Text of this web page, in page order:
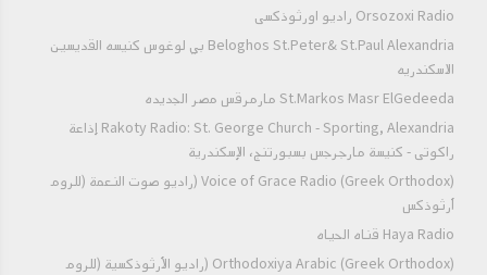
Orsozoxi Radio راديو اورثوذكسى
Beloghos St.Peter& St.Paul Alexandria بي لوغوس كنيسه القديسين
الاسكندريه
St.Markos Masr ElGedeeda مارمرقس مصر الجديده
Rakoty Radio: St. George Church - Sporting, Alexandria إذاعة
راكوتى - كنيسة مارجرجس بسبورتنج، الإسكندرية
Voice of Grace Radio (Greek Orthodox) (راديو صوت النعمة (للروم
أرثوذكس
Haya Radio قناه الحياه
Orthodoxiya Arabic (Greek Orthodox) (راديو الأرثوذكسية (للروم